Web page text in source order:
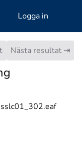
Logga in
Nästa resultat ⇥